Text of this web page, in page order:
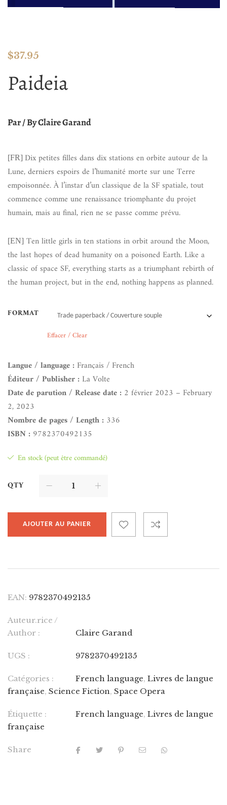
$37.95
Paideia
Par / By Claire Garand
[FR] Dix petites filles dans dix stations en orbite autour de la
Lune, derniers espoirs de l’humanité morte sur une Terre
empoisonnée. À l’instar d’un classique de la SF spatiale, tout
commence comme une renaissance triomphante du projet
humain, mais au final, rien ne se passe comme prévu.
[EN] Ten little girls in ten stations in orbit around the Moon,
the last hopes of dead humanity on a poisoned Earth. Like a
classic of space SF, everything starts as a triumphant rebirth of
the human project, but in the end, nothing happens as planned.
FORMAT
Effacer / Clear
Langue / language : Français / French
Éditeur / Publisher : La Volte
Date de parution / Release date : 2 février 2023 – February
2, 2023
Nombre de pages / Length : 336
ISBN : 9782370492135
En stock (peut être commandé)
QTY
AJOUTER AU PANIER
EAN: 9782370492135
Auteur.rice /
Author :
Claire Garand
UGS : 9782370492135
Catégories : French language, Livres de langue
française, Science Fiction, Space Opera
Étiquette : French language, Livres de langue
française
Share